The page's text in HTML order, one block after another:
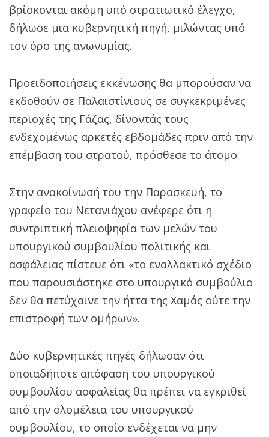
βρίσκονται ακόμη υπό στρατιωτικό έλεγχο,
δήλωσε μια κυβερνητική πηγή, μιλώντας υπό
τον όρο της ανωνυμίας.
Προειδοποιήσεις εκκένωσης θα μπορούσαν να
εκδοθούν σε Παλαιστίνιους σε συγκεκριμένες
περιοχές της Γάζας, δίνοντάς τους
ενδεχομένως αρκετές εβδομάδες πριν από την
επέμβαση του στρατού, πρόσθεσε το άτομο.
Στην ανακοίνωσή του την Παρασκευή, το
γραφείο του Νετανιάχου ανέφερε ότι η
συντριπτική πλειοψηφία των μελών του
υπουργικού συμβουλίου πολιτικής και
ασφάλειας πίστευε ότι «το εναλλακτικό σχέδιο
που παρουσιάστηκε στο υπουργικό συμβούλιο
δεν θα πετύχαινε την ήττα της Χαμάς ούτε την
επιστροφή των ομήρων».
Δύο κυβερνητικές πηγές δήλωσαν ότι
οποιαδήποτε απόφαση του υπουργικού
συμβουλίου ασφαλείας θα πρέπει να εγκριθεί
από την ολομέλεια του υπουργικού
συμβουλίου, το οποίο ενδέχεται να μην